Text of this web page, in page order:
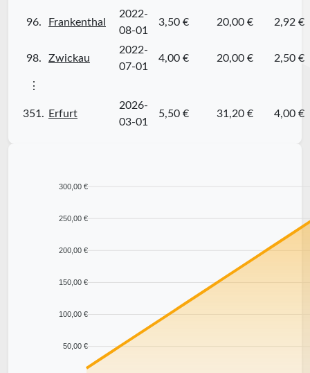
96. Frankenthal
2022-
08-01
3,50 € 20,00 € 2,92 €
98. Zwickau
2022-
07-01
4,00 € 20,00 € 2,50 €
⋮
351. Erfurt
2026-
03-01
5,50 € 31,20 € 4,00 €
300,00 €
250,00 €
200,00 €
150,00 €
100,00 €
50,00 €